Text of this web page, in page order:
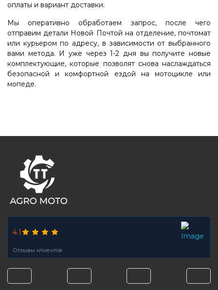
оплаты и вариант доставки.
Мы оперативно обработаем запрос, после чего
отправим детали Новой Почтой на отделение, почтомат
или курьером по адресу, в зависимости от выбранного
вами метода. И уже через 1-2 дня вы получите новые
комплектующие, которые позволят снова наслаждаться
безопасной и комфортной ездой на мотоцикле или
мопеде.
4.1
Отзывы клиентов